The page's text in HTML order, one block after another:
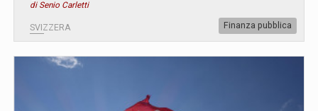
di Senio Carletti
SVIZZERA Finanza pubblica